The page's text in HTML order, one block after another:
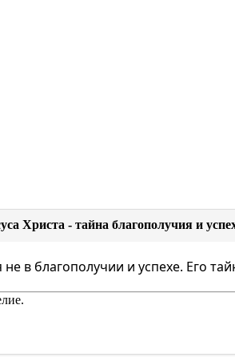
Христа - тайна благополучия и
в благополучии и успехе. Его